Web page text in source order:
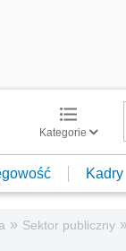
Kategorie
Kadry
» Sektor publiczny »